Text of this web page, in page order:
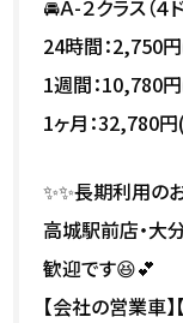
🚘Ａ-２クラス（４
24時間：2,750
1週間：10,780
1ヶ月：32,780
✨✨長期利用の
高城駅前店・大
歓迎です😆💕
【会社の営業車】